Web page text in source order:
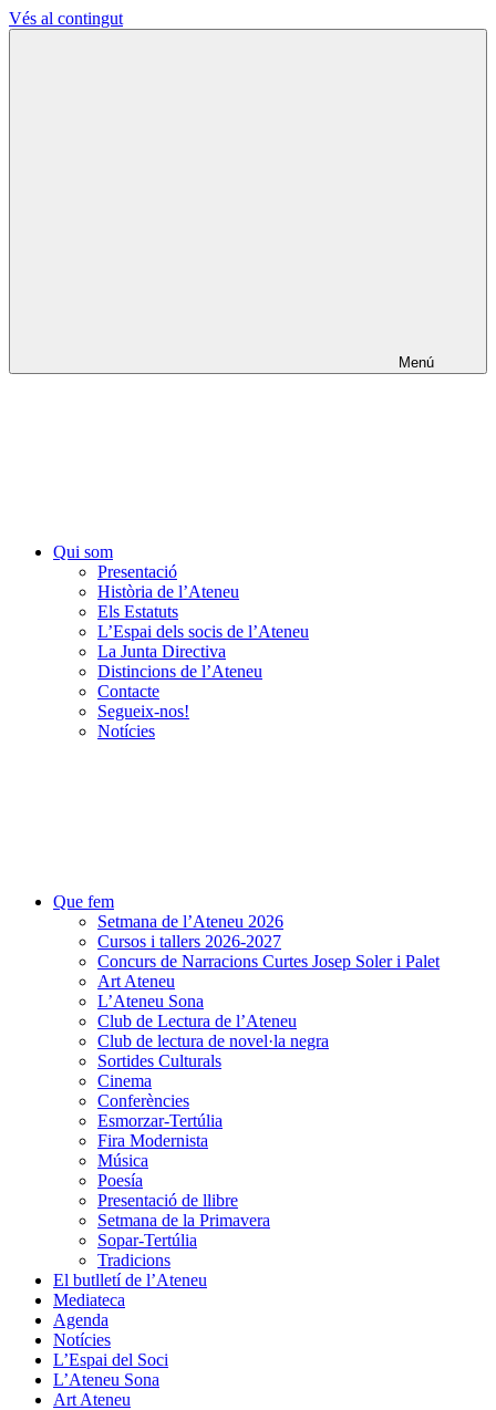
Vés al contingut
Menú
Qui som
Presentació
Història de l’Ateneu
Els Estatuts
L’Espai dels socis de l’Ateneu
La Junta Directiva
Distincions de l’Ateneu
Contacte
Segueix-nos!
Notícies
Que fem
Setmana de l’Ateneu 2026
Cursos i tallers 2026-2027
Concurs de Narracions Curtes Josep Soler i Palet
Art Ateneu
L’Ateneu Sona
Club de Lectura de l’Ateneu
Club de lectura de novel·la negra
Sortides Culturals
Cinema
Conferències
Esmorzar-Tertúlia
Fira Modernista
Música
Poesía
Presentació de llibre
Setmana de la Primavera
Sopar-Tertúlia
Tradicions
El butlletí de l’Ateneu
Mediateca
Agenda
Notícies
L’Espai del Soci
L’Ateneu Sona
Art Ateneu